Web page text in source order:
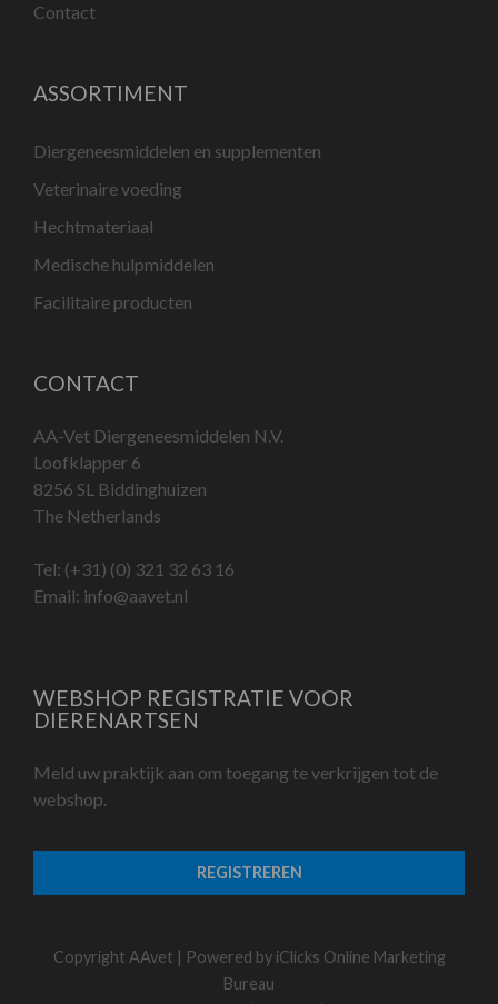
Contact
ASSORTIMENT
Diergeneesmiddelen en supplementen
Veterinaire voeding
Hechtmateriaal
Medische hulpmiddelen
Facilitaire producten
CONTACT
AA-Vet Diergeneesmiddelen N.V.
Loofklapper 6
8256 SL Biddinghuizen
The Netherlands
Tel: (+31) (0) 321 32 63 16
Email: info@aavet.nl
WEBSHOP REGISTRATIE VOOR
DIERENARTSEN
Meld uw praktijk aan om toegang te verkrijgen tot de
webshop.
REGISTREREN
Copyright AAvet | Powered by iClicks Online Marketing
Bureau